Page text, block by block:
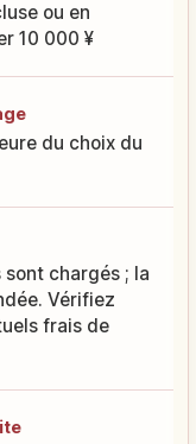
ou en
10 000 ¥
du choix du
chargés ; la
Vérifiez
frais de